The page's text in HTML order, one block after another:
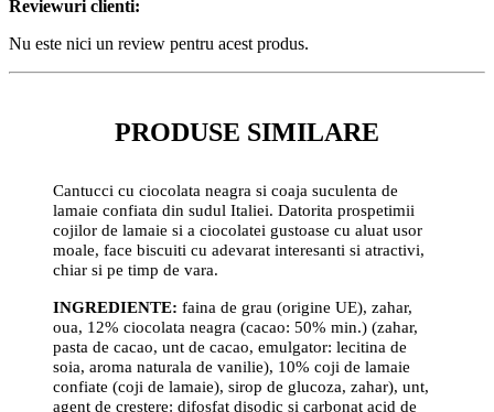
Reviewuri clienti:
Nu este nici un review pentru acest produs.
PRODUSE SIMILARE
Cantucci cu ciocolata neagra si coaja suculenta de
lamaie confiata din sudul Italiei. Datorita prospetimii
cojilor de lamaie si a ciocolatei gustoase cu aluat usor
moale, face biscuiti cu adevarat interesanti si atractivi,
chiar si pe timp de vara.
INGREDIENTE: faina de grau (origine UE), zahar,
oua, 12% ciocolata neagra (cacao: 50% min.) (zahar,
pasta de cacao, unt de cacao, emulgator: lecitina de
soia, aroma naturala de vanilie), 10% coji de lamaie
confiate (coji de lamaie), sirop de glucoza, zahar), unt,
agent de crestere: difosfat disodic si carbonat acid de